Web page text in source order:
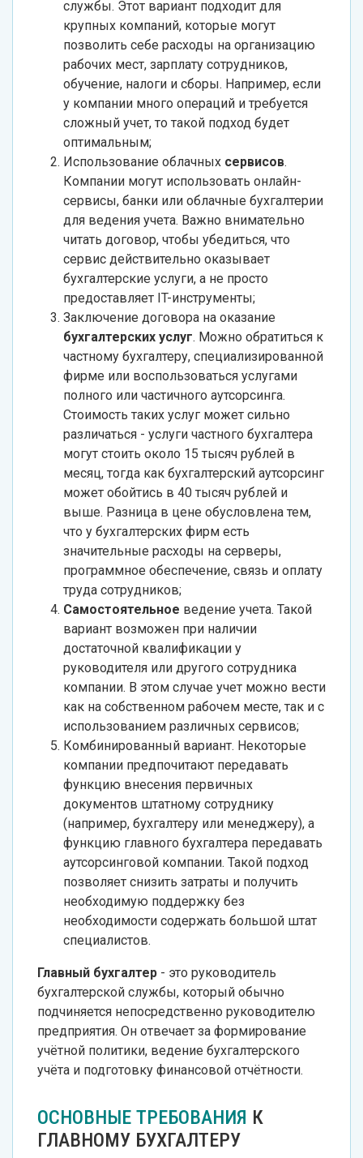
службы. Этот вариант подходит для
крупных компаний, которые могут
позволить себе расходы на организацию
рабочих мест, зарплату сотрудников,
обучение, налоги и сборы. Например, если
у компании много операций и требуется
сложный учет, то такой подход будет
оптимальным;
Использование облачных сервисов.
Компании могут использовать онлайн-
сервисы, банки или облачные бухгалтерии
для ведения учета. Важно внимательно
читать договор, чтобы убедиться, что
сервис действительно оказывает
бухгалтерские услуги, а не просто
предоставляет IT-инструменты;
Заключение договора на оказание
бухгалтерских услуг. Можно обратиться к
частному бухгалтеру, специализированной
фирме или воспользоваться услугами
полного или частичного аутсорсинга.
Стоимость таких услуг может сильно
различаться - услуги частного бухгалтера
могут стоить около 15 тысяч рублей в
месяц, тогда как бухгалтерский аутсорсинг
может обойтись в 40 тысяч рублей и
выше. Разница в цене обусловлена тем,
что у бухгалтерских фирм есть
значительные расходы на серверы,
программное обеспечение, связь и оплату
труда сотрудников;
Самостоятельное ведение учета. Такой
вариант возможен при наличии
достаточной квалификации у
руководителя или другого сотрудника
компании. В этом случае учет можно вести
как на собственном рабочем месте, так и с
использованием различных сервисов;
Комбинированный вариант. Некоторые
компании предпочитают передавать
функцию внесения первичных
документов штатному сотруднику
(например, бухгалтеру или менеджеру), а
функцию главного бухгалтера передавать
аутсорсинговой компании. Такой подход
позволяет снизить затраты и получить
необходимую поддержку без
необходимости содержать большой штат
специалистов.
Главный бухгалтер - это руководитель
бухгалтерской службы, который обычно
подчиняется непосредственно руководителю
предприятия. Он отвечает за формирование
учётной политики, ведение бухгалтерского
учёта и подготовку финансовой отчётности.
ОСНОВНЫЕ ТРЕБОВАНИЯ К
ГЛАВНОМУ БУХГАЛТЕРУ